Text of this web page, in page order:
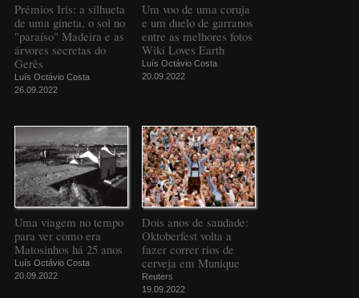
Prémios Iris: a silhueta
de uma gineta, o sol no
"paraíso" Madeira e as
árvores secretas do
Gerês
Luís Octávio Costa
26.09.2022
Um voo de uma coruja
e um duelo de garranos
entre as melhores fotos
Wiki Loves Earth
Luís Octávio Costa
20.09.2022
Uma viagem no tempo
para ver como era
Matosinhos há 25 anos
Luís Octávio Costa
20.09.2022
Dois anos de saudade:
Oktoberfest volta a
fazer correr rios de
cerveja em Munique
Reuters
19.09.2022